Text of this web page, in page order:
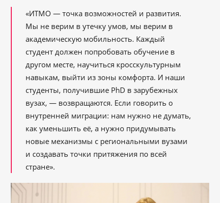
«ИТМО — точка возможностей и развития.
Мы не верим в утечку умов, мы верим в
академическую мобильность. Каждый
студент должен попробовать обучение в
другом месте, научиться кросскультурным
навыкам, выйти из зоны комфорта. И наши
студенты, получившие PhD в зарубежных
вузах, — возвращаются. Если говорить о
внутренней миграции: нам нужно не думать,
как уменьшить её, а нужно придумывать
новые механизмы с региональными вузами
и создавать точки притяжения по всей
стране».